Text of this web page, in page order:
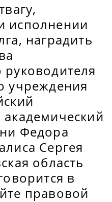
исполнении
наградить
учреждения
академический
Федора
Сергея
область
в
правовой